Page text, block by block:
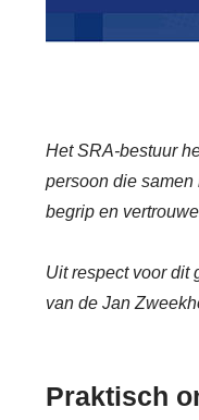
Het SRA-bestuur
persoon die
begrip en
Uit respect voor dit
van de Jan
Praktisch